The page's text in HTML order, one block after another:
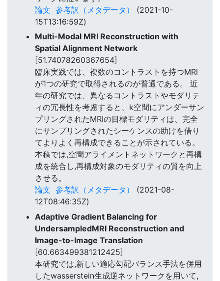
論文 参考訳（メタデータ）
(2021-10-
15T13:16:59Z)
Multi-Modal MRI Reconstruction with
Spatial Alignment Network
[51.74078260367654]
臨床実践では、複数のコントラストを持つMRI
が1つの研究で取得されるのが普通である。 近
年の研究では、異なるコントラストやモダリテ
ィの冗長性を考慮すると、k空間にアンダーサン
プリングされたMRIの目標モダリティは、完全
にサンプリングされたシーケンスの助けを借り
てよりよく再構成できることが示されている。
本稿では,空間アライメントネットワークと再構
成を統合し,再構成対象のモダリティの質を向上
させる。
論文 参考訳（メタデータ）
(2021-08-
12T08:46:35Z)
Adaptive Gradient Balancing for
UndersampledMRI Reconstruction and
Image-to-Image Translation
[60.663499381212425]
本研究では,新しい適応勾配バランス手法を併用
したwasserstein生成逆ネットワークを用いて,